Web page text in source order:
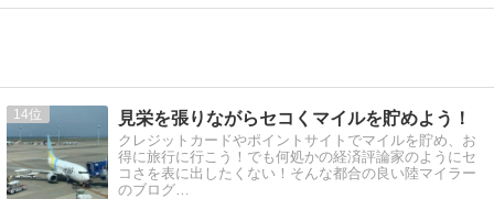
14 見栄を張りながらセコくマイルを貯めよう！
クレジットカードやポイントサイトでマイルを貯め、お
得に旅行に行こう！でも何処かの経済評論家のようにセ
コさを表に出したくない！そんな都合の良い陸マイラー
のブログ…